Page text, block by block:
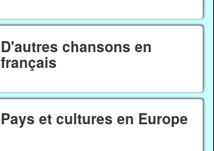
D'autres chansons en
français
Pays et cultures en Europe